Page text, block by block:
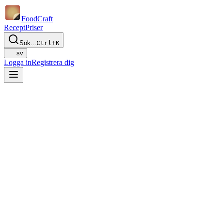
FoodCraft
ReceptPriser
Sök...Ctrl+K
sv
Logga inRegistrera dig